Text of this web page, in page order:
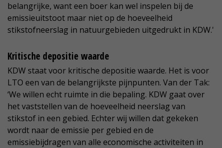
belangrijke, want een boer kan wel inspelen bij de
emissieuitstoot maar niet op de hoeveelheid
stikstofneerslag in natuurgebieden uitgedrukt in KDW.'
Kritische depositie waarde
KDW staat voor kritische depositie waarde. Het is voor
LTO een van de belangrijkste pijnpunten. Van der Tak:
‘We willen echt ruimte in die bepaling. KDW gaat over
het vaststellen van de hoeveelheid neerslag van
stikstof in een gebied. Echter wij willen dat gekeken
wordt naar de emissie per gebied en de
emissiebijdragen van alle economische activiteiten in